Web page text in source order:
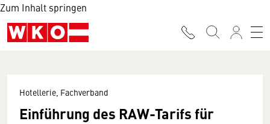
Zum Inhalt springen
Hotellerie, Fachverband
Einführung des RAW-Tarifs für